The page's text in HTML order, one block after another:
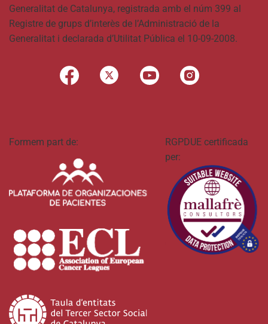
Generalitat de Catalunya, registrada amb el núm 399 al
Registre de grups d’interès de l’Administració de la
Generalitat i declarada d’Utilitat Pública el 10-09-2008.
Formem part de:
RGPDUE certificada
per: